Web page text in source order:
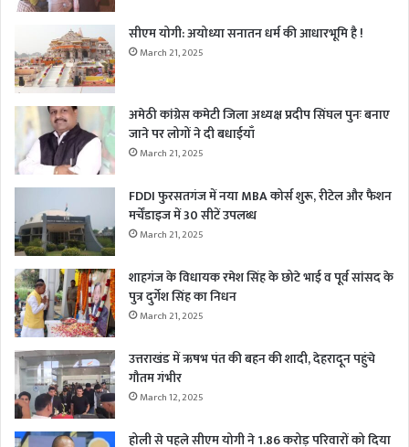
सीएम योगी: अयोध्या सनातन धर्म की आधारभूमि है !
March 21, 2025
अमेठी कांग्रेस कमेटी जिला अध्यक्ष प्रदीप सिंघल पुनः बनाए
जाने पर लोगों ने दी बधाईयाँ
March 21, 2025
FDDI फुरसतगंज में नया MBA कोर्स शुरू, रीटेल और फैशन
मर्चेंडाइज में 30 सीटें उपलब्ध
March 21, 2025
शाहगंज के विधायक रमेश सिंह के छोटे भाई व पूर्व सांसद के
पुत्र दुर्गेश सिंह का निधन
March 21, 2025
उत्तराखंड में ऋषभ पंत की बहन की शादी, देहरादून पहुंचे
गौतम गंभीर
March 12, 2025
होली से पहले सीएम योगी ने 1.86 करोड़ परिवारों को दिया